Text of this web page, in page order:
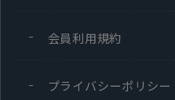
会員利用規約
プライバシーポリシー